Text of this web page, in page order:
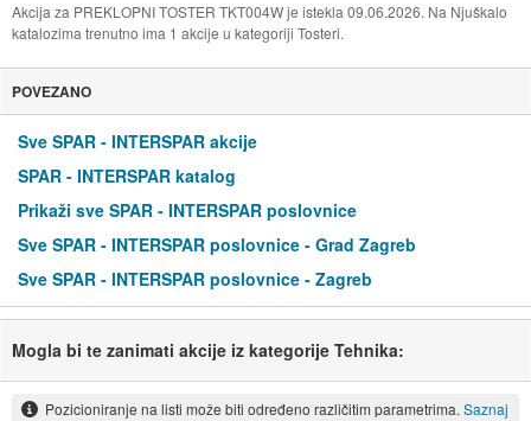
Akcija za PREKLOPNI TOSTER TKT004W je istekla 09.06.2026. Na Njuškalo
katalozima trenutno ima 1 akcije u kategoriji Tosteri.
POVEZANO
Sve SPAR - INTERSPAR akcije
SPAR - INTERSPAR katalog
Prikaži sve SPAR - INTERSPAR poslovnice
Sve SPAR - INTERSPAR poslovnice - Grad Zagreb
Sve SPAR - INTERSPAR poslovnice - Zagreb
Mogla bi te zanimati akcije iz kategorije Tehnika:
Pozicioniranje na listi može biti određeno različitim parametrima. Saznaj